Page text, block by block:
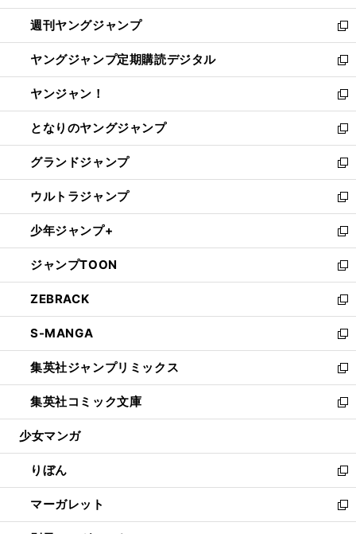
開
く
ウ
で
開
く
ン
ド
ウ
で
開
く
ウ
ィ
ン
ド
ウ
で
開
く
週刊ヤングジャンプ
新
し
い
ウ
ィ
ン
ド
ウ
で
開
く
ヤングジャンプ定期購読デジタル
新
し
い
ウ
ィ
ン
ド
ウ
で
開
く
ヤンジャン！
新
し
い
ウ
ィ
ン
ド
ウ
で
開
く
となりのヤングジャンプ
新
し
い
ウ
ィ
ン
ド
ウ
で
開
く
グランドジャンプ
新
し
い
ウ
ィ
ン
ド
ウ
で
開
く
ウルトラジャンプ
新
し
い
ウ
ィ
ン
ド
ウ
で
開
く
少年ジャンプ+
新
し
い
ウ
ィ
ン
ド
ウ
で
開
く
ジャンプTOON
新
し
い
ウ
ィ
ン
ド
ウ
で
開
ZEBRACK
新
し
い
ウ
ィ
ン
ド
ウ
開
く
S-MANGA
新
し
い
ウ
ィ
ン
ウ
で
開
く
集英社ジャンプリミックス
新
し
い
ウ
ン
ド
ウ
で
開
集英社コミック文庫
新
し
ウ
ィ
ン
ド
ウ
少女マンガ
りぼん
新
し
い
ウ
マーガレット
新
し